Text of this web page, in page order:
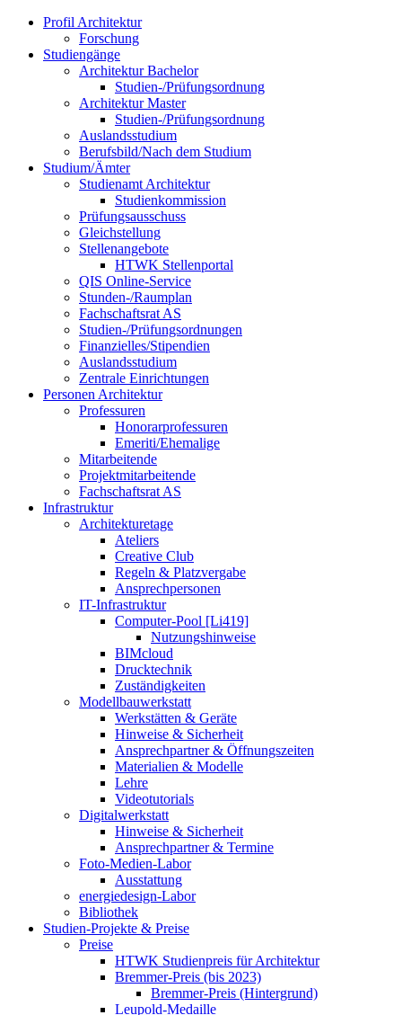
Profil Architektur
Forschung
Studiengänge
Architektur Bachelor
Studien-/Prüfungsordnung
Architektur Master
Studien-/Prüfungsordnung
Auslandsstudium
Berufsbild/Nach dem Studium
Studium/Ämter
Studienamt Architektur
Studienkommission
Prüfungsausschuss
Gleichstellung
Stellenangebote
HTWK Stellenportal
QIS Online-Service
Stunden-/Raumplan
Fachschaftsrat AS
Studien-/Prüfungsordnungen
Finanzielles/Stipendien
Auslandsstudium
Zentrale Einrichtungen
Personen Architektur
Professuren
Honorarprofessuren
Emeriti/Ehemalige
Mitarbeitende
Projektmitarbeitende
Fachschaftsrat AS
Infrastruktur
Architekturetage
Ateliers
Creative Club
Regeln & Platzvergabe
Ansprechpersonen
IT-Infrastruktur
Computer-Pool [Li419]
Nutzungshinweise
BIMcloud
Drucktechnik
Zuständigkeiten
Modellbauwerkstatt
Werkstätten & Geräte
Hinweise & Sicherheit
Ansprechpartner & Öffnungszeiten
Materialien & Modelle
Lehre
Videotutorials
Digitalwerkstatt
Hinweise & Sicherheit
Ansprechpartner & Termine
Foto-Medien-Labor
Ausstattung
energiedesign-Labor
Bibliothek
Studien-Projekte & Preise
Preise
HTWK Studienpreis für Architektur
Bremmer-Preis (bis 2023)
Bremmer-Preis (Hintergrund)
Leupold-Medaille